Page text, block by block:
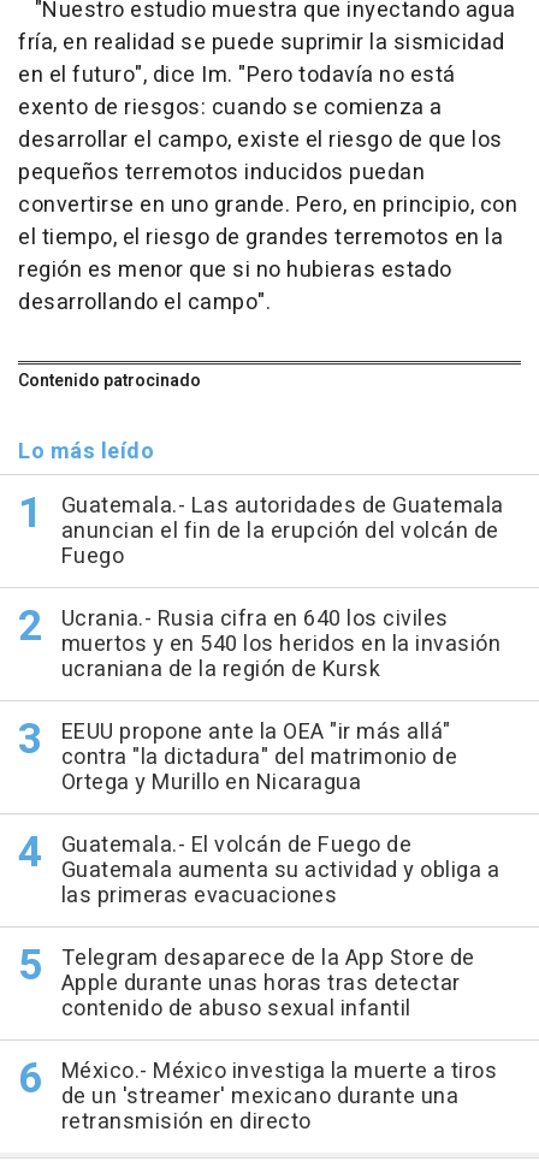
"Nuestro estudio muestra que inyectando agua
fría, en realidad se puede suprimir la sismicidad
en el futuro", dice Im. "Pero todavía no está
exento de riesgos: cuando se comienza a
desarrollar el campo, existe el riesgo de que los
pequeños terremotos inducidos puedan
convertirse en uno grande. Pero, en principio, con
el tiempo, el riesgo de grandes terremotos en la
región es menor que si no hubieras estado
desarrollando el campo".
Contenido patrocinado
Lo más leído
Guatemala.- Las autoridades de Guatemala
anuncian el fin de la erupción del volcán de
Fuego
Ucrania.- Rusia cifra en 640 los civiles
muertos y en 540 los heridos en la invasión
ucraniana de la región de Kursk
EEUU propone ante la OEA "ir más allá"
contra "la dictadura" del matrimonio de
Ortega y Murillo en Nicaragua
Guatemala.- El volcán de Fuego de
Guatemala aumenta su actividad y obliga a
las primeras evacuaciones
Telegram desaparece de la App Store de
Apple durante unas horas tras detectar
contenido de abuso sexual infantil
México.- México investiga la muerte a tiros
de un 'streamer' mexicano durante una
retransmisión en directo